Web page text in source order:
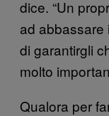
dice. “Un
ad abbassare
di garantirgli
molto
Qualora per